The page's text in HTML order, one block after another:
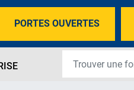
PORTES OUVERTES